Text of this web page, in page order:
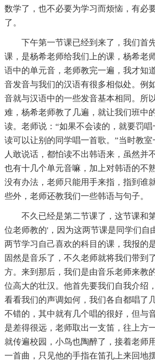
数学了，也不必要为学习而烦恼，有必
了。
下午第一节课已经到来了，我们首
课，是杨希老师给我们上的课，杨希老
语中的单元音，老师教完一遍，我才知
音发音与我们的汉语有很多相似处。例
音就与汉语中的一些发音基本相同。所
难，杨希老师教了几遍，就让我们班中
读。老师说：“如果不会读的，就要罚
读可以让别的同学唱一首歌。”当时教
人敢说话，都怕读不出韩语来，虽然并
也有十几个单元音嘛，加上对韩语的不
没有办法，老师只能用手来指，指到谁
些外，老师还教我们一些韩语与句子。
不久已经是第二节课了，这节课和
位老师教的'，因为这两节课是同学们自
两节学习自己喜欢的科目的课，我报的
固然是音乐了，不久老师就将我们带到
方。来到那后，我们是由音乐老师来教
位高大的壮汉。他首先要我们自我介绍
看看我们的声调如何，我们各自都唱了
不错的，其中就有几个唱的很好，但与
是差得很远，老师取出一支笛，往上方
就传遍校园，小鸟也陶醉了，接着老师
一首曲，只见他的手指在笛孔上来回地